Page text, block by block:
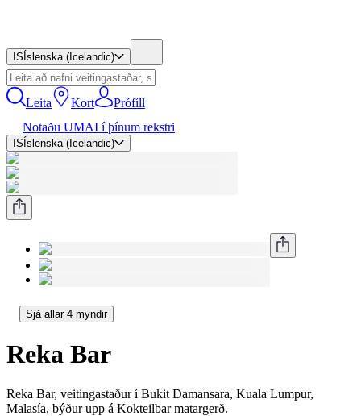
IS Íslenska (Icelandic)
Leita Kort
Prófíll
Notaðu UMAI í þínum rekstri
IS Íslenska (Icelandic)
Sjá allar 4 myndir
Reka Bar
Reka Bar, veitingastaður í Bukit Damansara, Kuala Lumpur,
Malasía, býður upp á Kokteilbar matargerð.